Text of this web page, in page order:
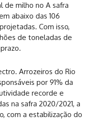
de milho no A safra
abaixo das 106
Com isso,
de toneladas de
Arrozeiros do Rio
​​por 91% da
recorde e
na safra 2020/2021, a
com a estabilização do